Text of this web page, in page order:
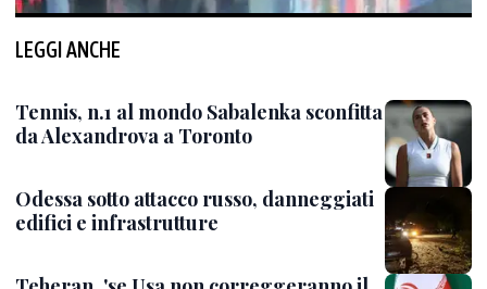
LEGGI ANCHE
Tennis, n.1 al mondo Sabalenka sconfitta
da Alexandrova a Toronto
Odessa sotto attacco russo, danneggiati
edifici e infrastrutture